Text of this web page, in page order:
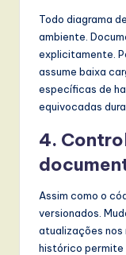
Todo diagrama
ambiente.
explicitamente.
assume baixa
específicas de
equivocadas
4.
Assim como o
versionados.
atualizações nos
histórico permite